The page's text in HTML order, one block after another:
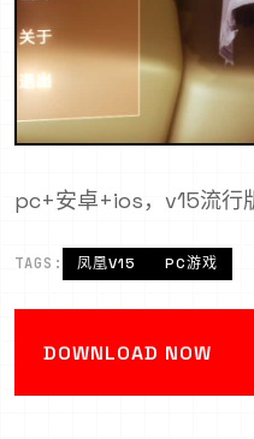
pc+安卓+ios，v15流行
TAGS: 凤凰V15 PC游戏
DOWNLOAD NOW